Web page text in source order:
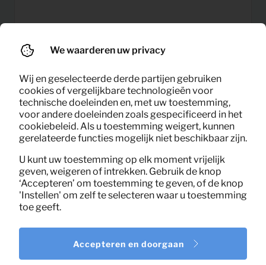
(excl. BTW)
We waarderen uw privacy
Wij en geselecteerde derde partijen gebruiken
cookies of vergelijkbare technologieën voor
technische doeleinden en, met uw toestemming,
voor andere doeleinden zoals gespecificeerd in het
cookiebeleid. Als u toestemming weigert, kunnen
gerelateerde functies mogelijk niet beschikbaar zijn.
U kunt uw toestemming op elk moment vrijelijk
geven, weigeren of intrekken. Gebruik de knop
‘Accepteren’ om toestemming te geven, of de knop
'Instellen' om zelf te selecteren waar u toestemming
toe geeft.
Accepteren en doorgaan